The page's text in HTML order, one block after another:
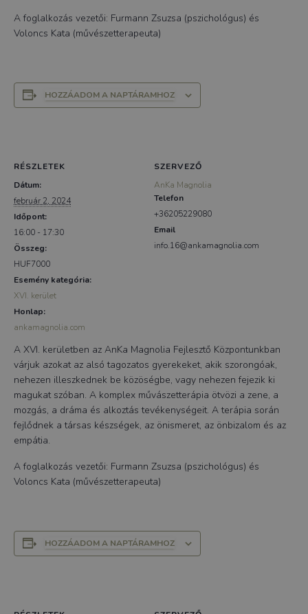
A foglalkozás vezetői: Furmann Zsuzsa (pszichológus) és
Voloncs Kata (művészetterapeuta)
HOZZÁADOM A NAPTÁRAMHOZ
RÉSZLETEK
Dátum:
február 2, 2024
Időpont:
16:00 - 17:30
Összeg:
HUF7000
Esemény kategória:
XVI. kerület
Honlap:
ankamagnolia.com
SZERVEZŐ
AnKa Magnolia
Telefon
+36205229080
Email
info.16@ankamagnolia.com
A XVI. kerületben az AnKa Magnolia Fejlesztő Központunkban
várjuk azokat az alsó tagozatos gyerekeket, akik szorongóak,
nehezen illeszkednek be közöségbe, vagy nehezen fejezik ki
magukat szóban. A komplex művászetterápia ötvözi a zene, a
mozgás, a dráma és alkoztás tevékenységeit. A terápia során
fejlődnek a társas készségek, az önismeret, az önbizalom és az
empátia.
A foglalkozás vezetői: Furmann Zsuzsa (pszichológus) és
Voloncs Kata (művészetterapeuta)
HOZZÁADOM A NAPTÁRAMHOZ